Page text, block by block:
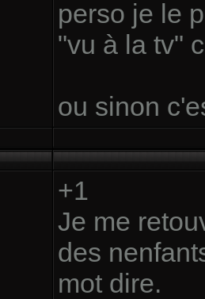
perso je le
"vu à la tv"
ou sinon
+1
Je me
des
mot dire.